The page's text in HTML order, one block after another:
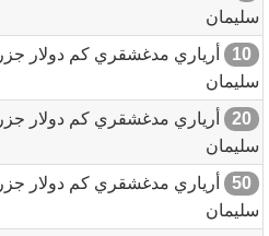
سليمان
10
أرياري مدغشقري كم دولار جزر
سليمان
20
أرياري مدغشقري كم دولار جزر
سليمان
50
أرياري مدغشقري كم دولار جزر
سليمان